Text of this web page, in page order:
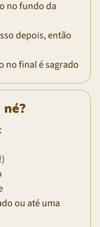
no fundo da
depois, então
no final é sagrado
né?
ou até uma